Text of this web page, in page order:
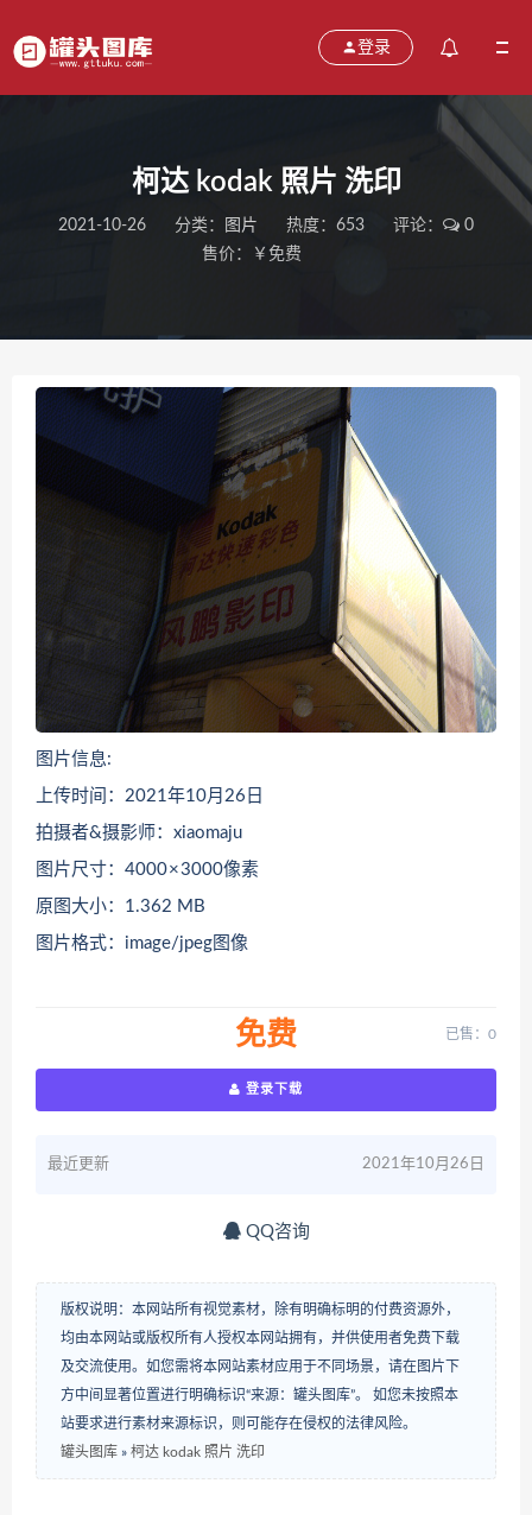
登录
柯达 kodak 照片 洗印
2021-10-26 分类： 图片 热度：653 评论：
0
售价：￥免费
图片信息:
上传时间：2021年10月26日
拍摄者&摄影师：xiaomaju
图片尺寸：4000 × 3000像素
原图大小：1.362 MB
图片格式：image/jpeg图像
免费 已售：0
登录下载
最近更新 2021年10月26日
QQ咨询
版权说明：本网站所有视觉素材，除有明确标明的付费资源外，
均由本网站或版权所有人授权本网站拥有，并供使用者免费下载
及交流使用。如您需将本网站素材应用于不同场景，请在图片下
方中间显著位置进行明确标识“来源：罐头图库”。 如您未按照本
站要求进行素材来源标识，则可能存在侵权的法律风险。
罐头图库 » 柯达 kodak 照片 洗印